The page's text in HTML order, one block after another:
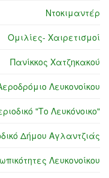
Ντοκιμαντέρ
Ομιλίες- Χαιρετισμοί
Πανίκκος Χατζηκακού
Λευκονοίκου
"Το Λευκόνοικο"
Δήμου Αγλαντζιάς
Λευκονοίκου